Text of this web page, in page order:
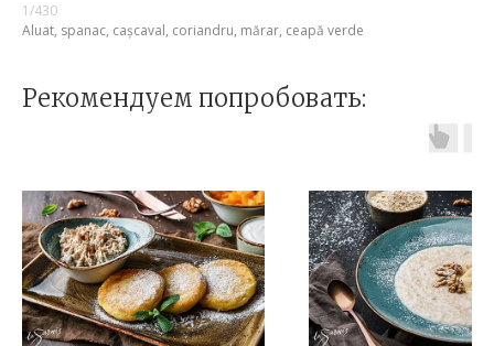
1/430
Aluat, spanac, cașcaval, coriandru, mărar, ceapă verde
Рекомендуем попробовать: